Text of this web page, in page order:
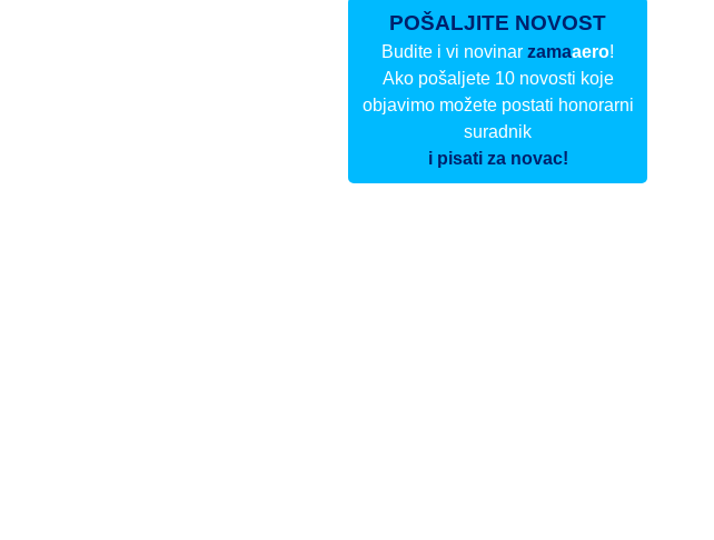
POŠALJITE NOVOST
Budite i vi novinarzamaaero!
Ako pošaljete 10 novosti koje
objavimo možete postati honorarni
suradnik
i pisati za novac!